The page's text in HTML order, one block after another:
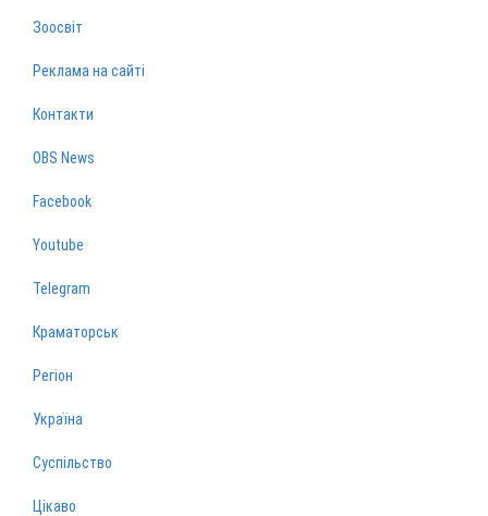
Зоосвіт
Реклама на сайті
Контакти
OBS News
Facebook
Youtube
Telegram
Краматорськ
Регіон
Україна
Суспільство
Цікаво